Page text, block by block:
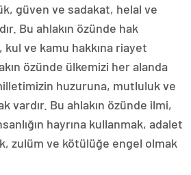
güven ve sadakat, helal ve
Bu ahlakın özünde hak
ve kamu hakkına riayet
özünde ülkemizi her alanda
huzuruna, mutluluk ve
vardır. Bu ahlakın özünde ilmi,
hayrına kullanmak, adalet
zulüm ve kötülüğe engel olmak